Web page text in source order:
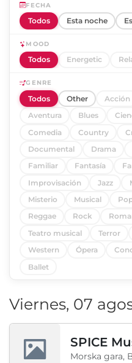
FECHA
Todos Esta noche
MOOD
Todos Energetic
GENRE
Todos Other Acción
Aventura
Blues
Comedia
Country
Documental
Drama
Familiar
Fantasía
Improvisación
Jazz
Misterio
Musical
Reggae
Rock
Teatro musical
Terror
Western
Ópera
Ballet
Viernes, 07